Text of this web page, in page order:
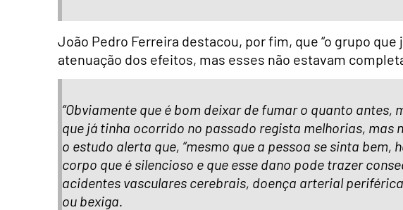
João Pedro Ferreira destacou, por fim, que “o grupo
atenuação dos efeitos, mas esses não estavam
“Obviamente que é bom deixar de fumar o quanto antes,
que já tinha ocorrido no passado regista melhorias, mas
o estudo alerta que, “mesmo que a pessoa se sinta bem,
corpo que é silencioso e que esse dano pode trazer
acidentes vasculares cerebrais, doença arterial
ou bexiga.